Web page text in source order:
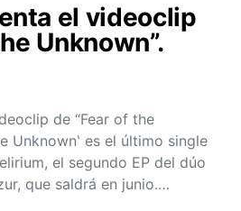
el videoclip
Unknown”.
de “Fear of the
Unknown‛ es el último single
el segundo EP del dúo
que saldrá en junio.…